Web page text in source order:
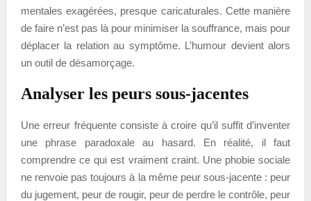
mentales exagérées, presque caricaturales. Cette manière
de faire n’est pas là pour minimiser la souffrance, mais pour
déplacer la relation au symptôme. L’humour devient alors
un outil de désamorçage.
Analyser les peurs sous-jacentes
Une erreur fréquente consiste à croire qu’il suffit d’inventer
une phrase paradoxale au hasard. En réalité, il faut
comprendre ce qui est vraiment craint. Une phobie sociale
ne renvoie pas toujours à la même peur sous-jacente : peur
du jugement, peur de rougir, peur de perdre le contrôle, peur